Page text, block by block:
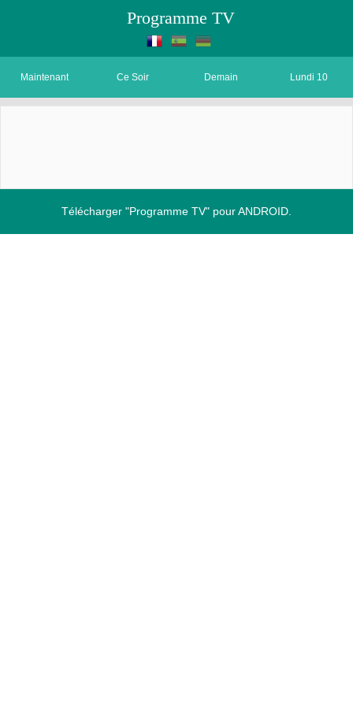
Programme TV
Maintenant Ce Soir Demain Lundi 10
Télécharger "Programme TV" pour ANDROID.